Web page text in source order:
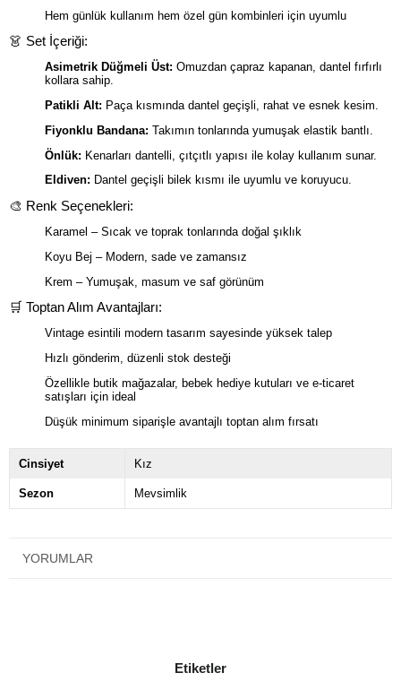
Hem günlük kullanım hem özel gün kombinleri için uyumlu
👗 Set İçeriği:
Asimetrik Düğmeli Üst: Omuzdan çapraz kapanan, dantel fırfırlı
kollara sahip.
Patikli Alt: Paça kısmında dantel geçişli, rahat ve esnek kesim.
Fiyonklu Bandana: Takımın tonlarında yumuşak elastik bantlı.
Önlük: Kenarları dantelli, çıtçıtlı yapısı ile kolay kullanım sunar.
Eldiven: Dantel geçişli bilek kısmı ile uyumlu ve koruyucu.
🎨 Renk Seçenekleri:
Karamel – Sıcak ve toprak tonlarında doğal şıklık
Koyu Bej – Modern, sade ve zamansız
Krem – Yumuşak, masum ve saf görünüm
🛒 Toptan Alım Avantajları:
Vintage esintili modern tasarım sayesinde yüksek talep
Hızlı gönderim, düzenli stok desteği
Özellikle butik mağazalar, bebek hediye kutuları ve e-ticaret
satışları için ideal
Düşük minimum siparişle avantajlı toptan alım fırsatı
Cinsiyet Kız
Sezon Mevsimlik
YORUMLAR
Etiketler